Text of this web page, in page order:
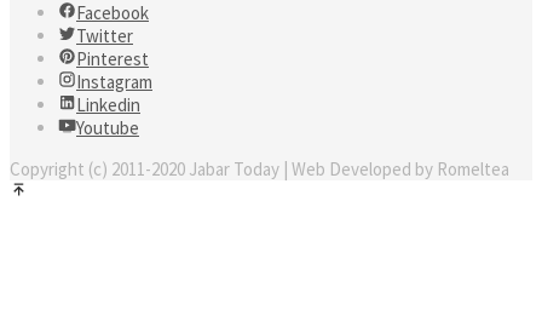
Facebook
Twitter
Pinterest
Instagram
Linkedin
Youtube
Copyright (c) 2011-2020 Jabar Today | Web Developed by Romeltea